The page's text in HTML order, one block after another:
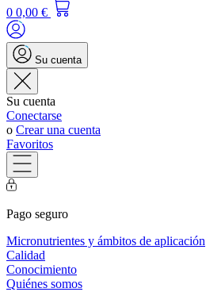
0 0,00 €
Su cuenta
Su cuenta
Conectarse
o Crear una cuenta
Favoritos
Pago seguro
Micronutrientes y ámbitos de aplicación
Calidad
Conocimiento
Quiénes somos